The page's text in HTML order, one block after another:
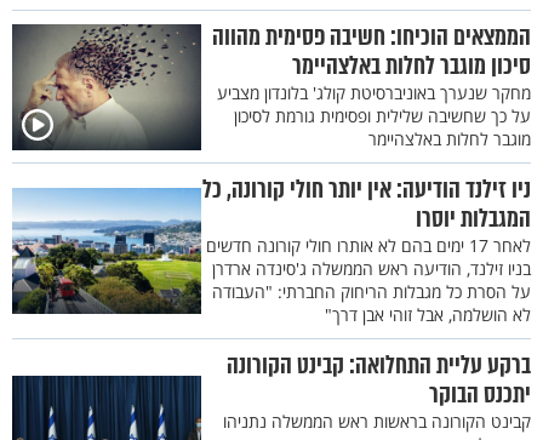
הממצאים הוכיחו: חשיבה פסימית מהווה
סיכון מוגבר לחלות באלצהיימר
מחקר שנערך באוניברסיטת קולג' בלונדון מצביע
על כך שחשיבה שלילית ופסימית גורמת לסיכון
מוגבר לחלות באלצהיימר
ניו זילנד הודיעה: אין יותר חולי קורונה, כל
המגבלות יוסרו
לאחר 17 ימים בהם לא אותרו חולי קורונה חדשים
בניו זילנד, הודיעה ראש הממשלה ג'סינדה ארדרן
על הסרת כל מגבלות הריחוק החברתי: "העבודה
לא הושלמה, אבל זוהי אבן דרך"
ברקע עליית התחלואה: קבינט הקורונה
יתכנס הבוקר
קבינט הקורונה בראשות ראש הממשלה נתניהו